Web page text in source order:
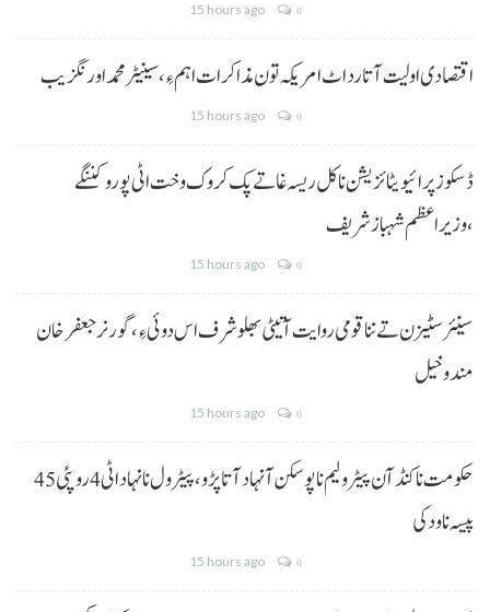
15 hours ago 0
اقتصادی اولیت آتا رد اٹ امریکہ تون مذاکرات اہم ءِ،سینیٹر محمد اورنگزیب
15 hours ago 0
ڈسکوز پرائیویٹائزیشن نا کل ریسہ غاتے پک کروک وخت اٹی پورو کننگے
،وزیراعظم شہباز شریف
15 hours ago 0
سینئر سٹیزن تے ننا قومی روایت آتیٹی بھلو شرف اس دوئی ءِ،گورنر جعفرخان
مندوخیل
15 hours ago 0
حکومت نا کنڈ آن پیٹرولیم نا پوسکن آ نہاد آتا پڑو،پیٹرول نا نہاد اٹی 4 روپئی 45
پیسہ نا ودکی
15 hours ago 0